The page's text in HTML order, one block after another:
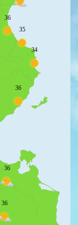
36
35
34
36
36
36